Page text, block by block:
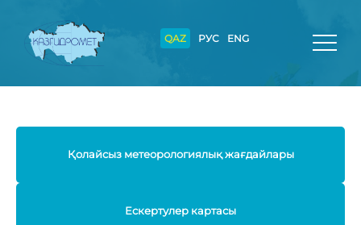
QAZ РУС ENG
Қолайсыз метеорологиялық жағдайлары
Ескертулер картасы